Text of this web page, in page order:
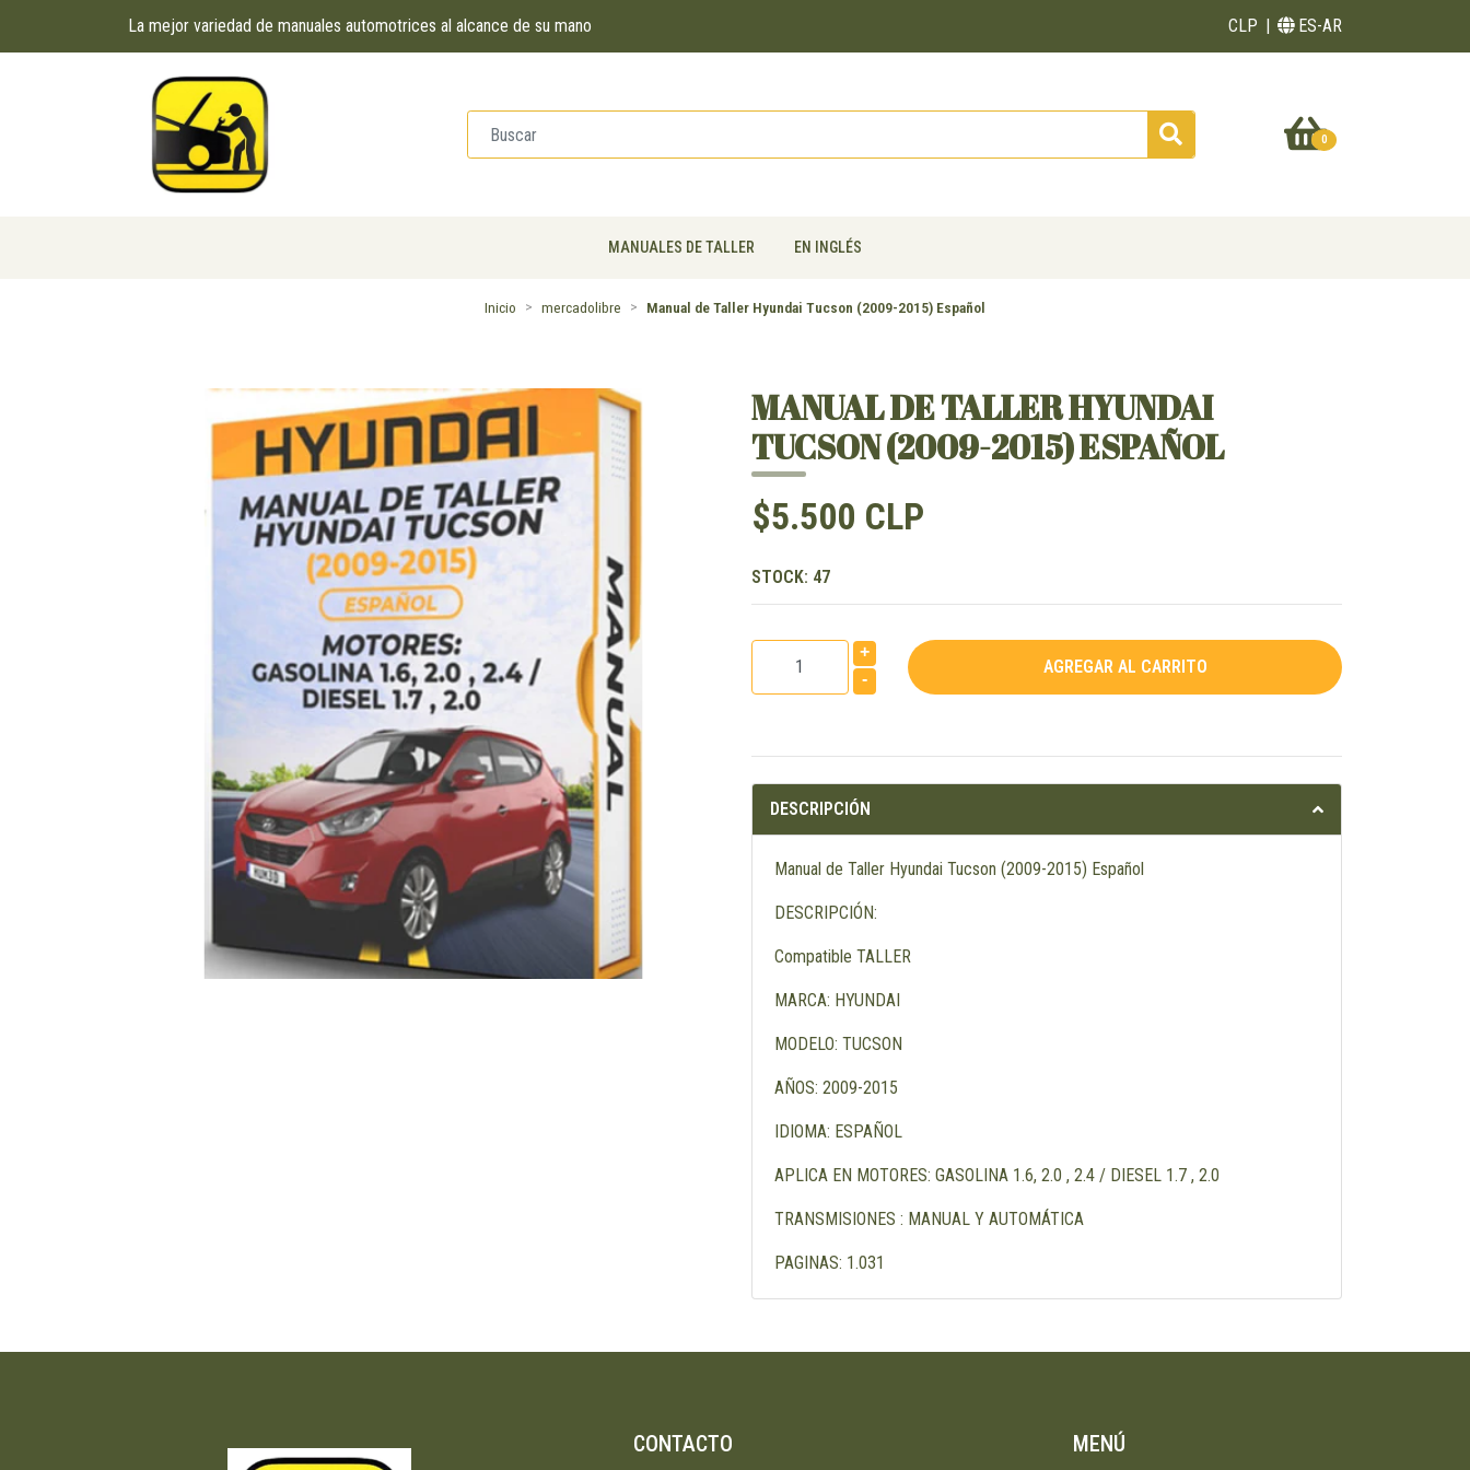
La mejor variedad de manuales automotrices al alcance de su mano CLP ES-AR
0
MANUALES DE TALLER EN INGLÉS
Inicio mercadolibre Manual de Taller Hyundai Tucson (2009-2015) Español
MANUAL DE TALLER HYUNDAI
TUCSON (2009-2015) ESPAÑOL
$5.500 CLP
STOCK: 47
+
-
DESCRIPCIÓN
Manual de Taller Hyundai Tucson (2009-2015) Español
DESCRIPCIÓN:
Compatible TALLER
MARCA: HYUNDAI
MODELO: TUCSON
AÑOS: 2009-2015
IDIOMA: ESPAÑOL
APLICA EN MOTORES: GASOLINA 1.6, 2.0 , 2.4 / DIESEL 1.7 , 2.0
TRANSMISIONES : MANUAL Y AUTOMÁTICA
PAGINAS: 1.031
CONTACTO MENÚ